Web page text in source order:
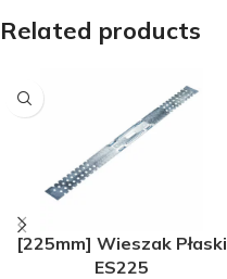
Related products
[225mm] Wieszak Płaski
ES225